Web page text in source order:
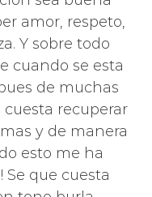
amor, respeto,
Y sobre todo
cuando se esta
de muchas
recuperar
y de manera
esto me ha
Se que cuesta
tono burla